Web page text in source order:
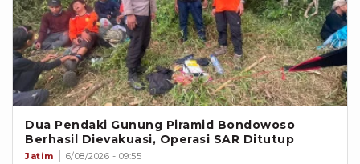
Dua Pendaki Gunung Piramid Bondowoso
Berhasil Dievakuasi, Operasi SAR Ditutup
Jatim 6/08/2026 - 09:55